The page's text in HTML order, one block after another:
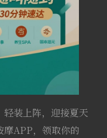
装上阵，迎接夏天
摩APP，领取你的